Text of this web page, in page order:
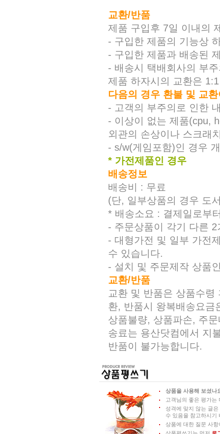
교환/반품
제품 구입후 7일 이내의
- 구입한 제품의 기능상
- 구입한 제품과 배송된
- 배송시 택배회사의 부
제품 하자시의 교환은
다음의 경우 환불 및 교
- 고객의 부주의로 인한
- 이상이 없는 제품(cpu,
외관의 손상이나 스크래
- s/w(게임포함)인 경우
* 가전제품인 경우
배송정보
배송비 : 무료
(단, 일부상품의 경우 도
* 배송소요 : 결제일로부
- 주문상품이 각기 다른
- 대형가전 및 일부 가전
수 있습니다.
- 설치 및 주문제작 상품
교환/반품
교환 및 반품은 상품수
환, 반품시 왕복배송요금
상품불량, 상품파손, 주
송료는 용산닷컴에서 지
반품이 불가능합니다.
상품을 사용해 보셨나
고객님의 좋은 평가는
성격에 맞지 않는 글
수 있음을 참고하시기
상품에 대한 질문 사